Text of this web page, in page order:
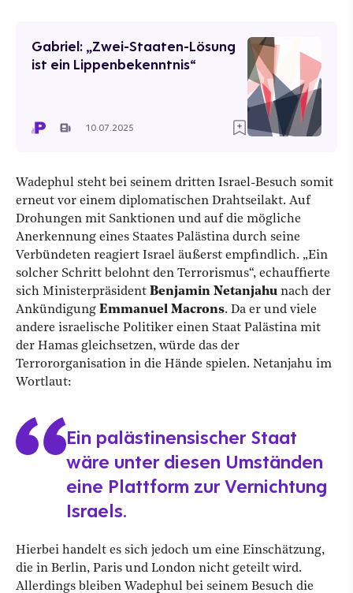
Gabriel: „Zwei-Staaten-Lösung
ist ein Lippenbekenntnis“
10.07.2025
Wadephul steht bei seinem dritten Israel-Besuch somit
erneut vor einem diplomatischen Drahtseilakt. Auf
Drohungen mit Sanktionen und auf die mögliche
Anerkennung eines Staates Palästina durch seine
Verbündeten reagiert Israel äußerst empfindlich. „Ein
solcher Schritt belohnt den Terrorismus“, echauffierte
sich Ministerpräsident Benjamin Netanjahu nach der
Ankündigung Emmanuel Macrons. Da er und viele
andere israelische Politiker einen Staat Palästina mit
der Hamas gleichsetzen, würde das der
Terrororganisation in die Hände spielen. Netanjahu im
Wortlaut:
Ein palästinensischer Staat
wäre unter diesen Umständen
eine Plattform zur Vernichtung
Israels.
Hierbei handelt es sich jedoch um eine Einschätzung,
die in Berlin, Paris und London nicht geteilt wird.
Allerdings bleiben Wadephul bei seinem Besuch die